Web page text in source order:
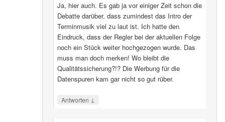
Ja, hier auch. Es gab ja vor einiger Zeit schon die
Debatte darüber, dass zumindest das Intro der
Terminmusik viel zu laut ist. Ich hatte den
Eindruck, dass der Regler bei der aktuellen Folge
noch ein Stück weiter hochgezogen wurde. Das
muss man doch merken! Wo bleibt die
Qualitätssicherung?!? Die Werbung für die
Datenspuren kam gar nicht so gut rüber.
Antworten ↓